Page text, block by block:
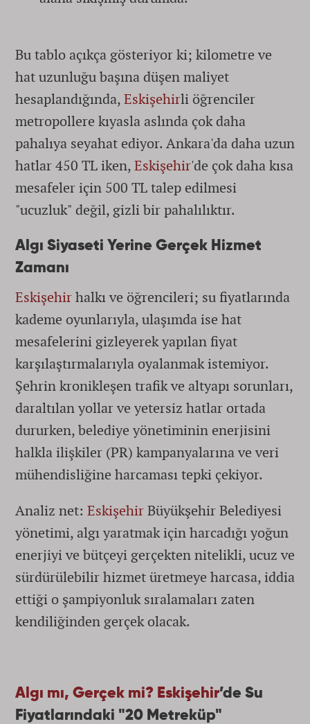
Bu tablo açıkça gösteriyor ki; kilometre ve
hat uzunluğu başına düşen maliyet
hesaplandığında,Eskişehirli öğrenciler
metropollere kıyasla aslında çok daha
pahalıya seyahat ediyor. Ankara'da daha uzun
hatlar 450 TL iken,Eskişehir'de çok daha kısa
mesafeler için 500 TL talep edilmesi
"ucuzluk" değil, gizli bir pahalılıktır.
Algı Siyaseti Yerine Gerçek Hizmet
Zamanı
Eskişehirhalkı ve öğrencileri; su fiyatlarında
kademe oyunlarıyla, ulaşımda ise hat
mesafelerini gizleyerek yapılan fiyat
karşılaştırmalarıyla oyalanmak istemiyor.
Şehrin kronikleşen trafik ve altyapı sorunları,
daraltılan yollar ve yetersiz hatlar ortada
dururken, belediye yönetiminin enerjisini
halkla ilişkiler (PR) kampanyalarına ve veri
mühendisliğine harcaması tepki çekiyor.
Analiz net: EskişehirBüyükşehir Belediyesi
yönetimi, algı yaratmak için harcadığı yoğun
enerjiyi ve bütçeyi gerçekten nitelikli, ucuz ve
sürdürülebilir hizmet üretmeye harcasa, iddia
ettiği o şampiyonluk sıralamaları zaten
kendiliğinden gerçek olacak.
Algı mı, Gerçek mi? Eskişehir’de Su
Fiyatlarındaki "20 Metreküp"